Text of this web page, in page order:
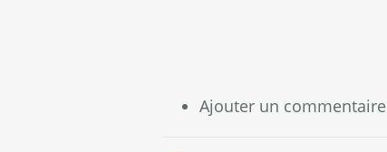
Ajouter un commentaire